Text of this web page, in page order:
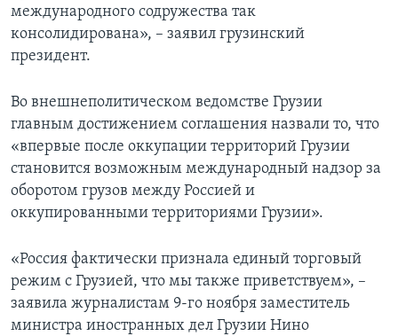
международного содружества так
консолидирована», – заявил грузинский
президент.
Во внешнеполитическом ведомстве Грузии
главным достижением соглашения назвали то, что
«впервые после оккупации территорий Грузии
становится возможным международный надзор за
оборотом грузов между Россией и
оккупированными территориями Грузии».
«Россия фактически признала единый торговый
режим с Грузией, что мы также приветствуем», –
заявила журналистам 9-го ноября заместитель
министра иностранных дел Грузии Нино